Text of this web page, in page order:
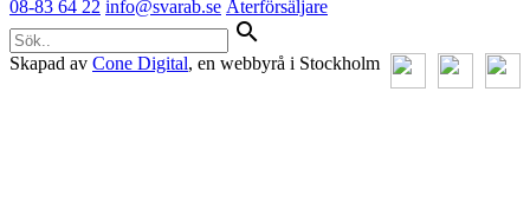
08-83 64 22 info@svarab.se Återförsäljare
search
Skapad av Cone Digital, en webbyrå i Stockholm